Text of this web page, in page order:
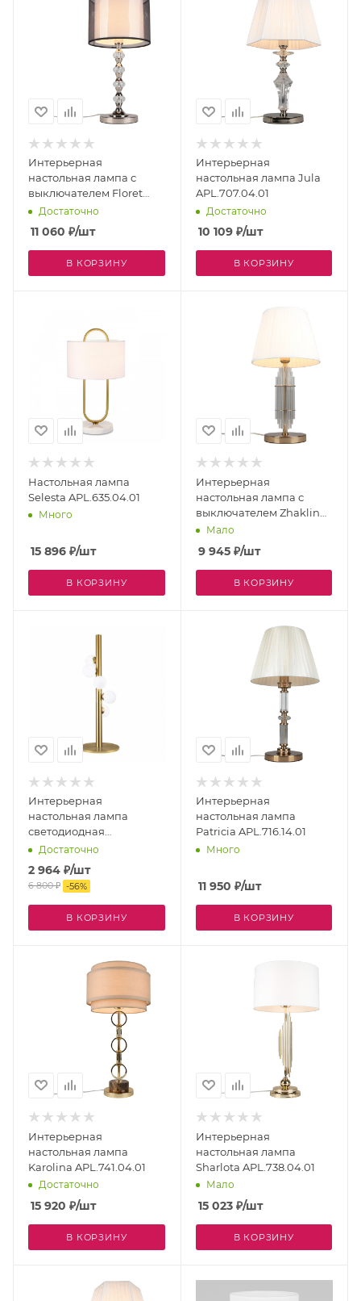
Интерьерная
настольная лампа с
выключателем Floret
APL.703.14.01
Достаточно
11 060 ₽/шт
В КОРЗИНУ
Интерьерная
настольная лампа Jula
APL.707.04.01
Достаточно
10 109₽/шт
В КОРЗИНУ
Настольная лампа
Selesta APL.635.04.01
Много
15 896 ₽/шт
В КОРЗИНУ
Интерьерная
настольная лампа с
выключателем Zhaklin
APL.744.04.01
Мало
9 945₽/шт
В КОРЗИНУ
Интерьерная
настольная лампа
светодиодная
Kolombina APL.622.04.05
Достаточно
2 964 ₽/шт
6 800₽ -56%
В КОРЗИНУ
Интерьерная
настольная лампа
Patricia APL.716.14.01
Много
11 950 ₽/шт
В КОРЗИНУ
Интерьерная
настольная лампа
Karolina APL.741.04.01
Достаточно
15 920 ₽/шт
В КОРЗИНУ
Интерьерная
настольная лампа
Sharlota APL.738.04.01
Мало
15 023₽/шт
В КОРЗИНУ